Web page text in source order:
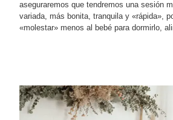
aseguraremos que tendremos una sesión
variada, más bonita, tranquila y «rápida»,
«molestar» menos al bebé para dormirlo,